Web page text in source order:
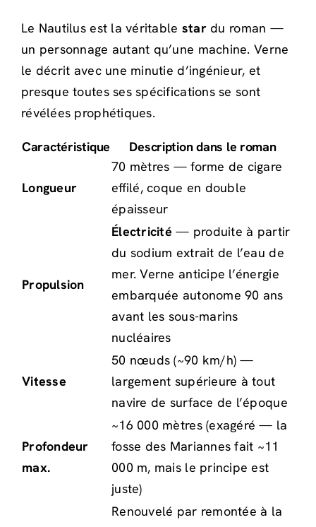
Le Nautilus est la véritable stardu roman —
un personnage autant qu’une machine. Verne
le décrit avec une minutie d’ingénieur, et
presque toutes ses spécifications se sont
révélées prophétiques.
Caractéristique Description dans le roman
Longueur
70 mètres — forme de cigare
effilé, coque en double
épaisseur
Propulsion
Électricité — produite à partir
du sodium extrait de l’eau de
mer. Verne anticipe l’énergie
embarquée autonome 90 ans
avant les sous-marins
nucléaires
Vitesse
50 nœuds (~90 km/h) —
largement supérieure à tout
navire de surface de l’époque
Profondeur
max.
~16 000 mètres (exagéré — la
fosse des Mariannes fait ~11
000 m, mais le principe est
juste)
Renouvelé par remontée à la